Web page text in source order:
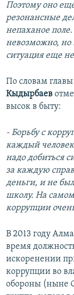
Поэтому оно
резонансные
непаханое
невозможно, но
ситуация еще
По словам
Кыдырбаев
высок в быту:
- Борьбу с
каждый
надо добиться
за каждую
деньги, и не
школу. На
коррупции
В 2013 году
время
искоренении
коррупции во
обороны (ныне